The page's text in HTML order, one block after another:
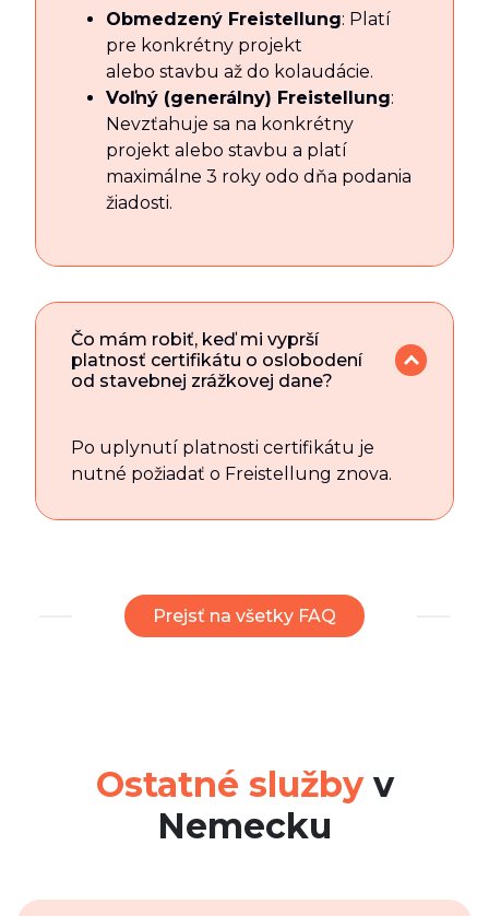
Obmedzený Freistellung: Platí
pre konkrétny projekt
alebo stavbu až do kolaudácie.
Voľný (generálny) Freistellung:
Nevzťahuje sa na konkrétny
projekt alebo stavbu a platí
maximálne 3 roky odo dňa podania
žiadosti.
Čo mám robiť, keď mi vyprší
platnosť certifikátu o oslobodení
od stavebnej zrážkovej dane?
Po uplynutí platnosti certifikátu je
nutné požiadať o Freistellung znova.
Prejsť na všetky FAQ
Ostatné službyv
Nemecku